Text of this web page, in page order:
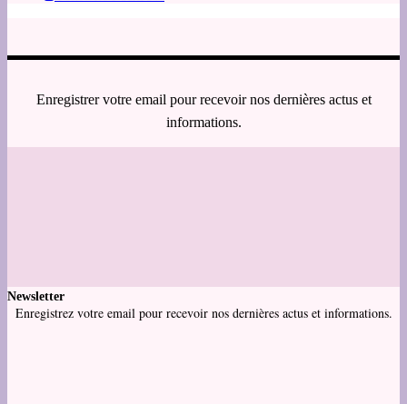
Enregistrer votre email pour recevoir nos dernières actus et
informations.
Newsletter
Enregistrez votre email pour recevoir nos dernières actus et informations.